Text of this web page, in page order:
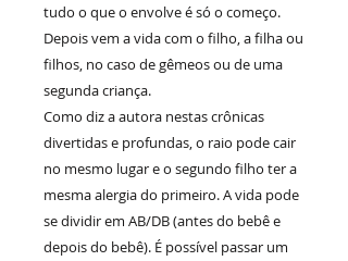
tudo o que o envolve é só o começo.
Depois vem a vida com o filho, a filha ou
filhos, no caso de gêmeos ou de uma
segunda criança.
Como diz a autora nestas crônicas
divertidas e profundas, o raio pode cair
no mesmo lugar e o segundo filho ter a
mesma alergia do primeiro. A vida pode
se dividir em AB/DB (antes do bebê e
depois do bebê). É possível passar um